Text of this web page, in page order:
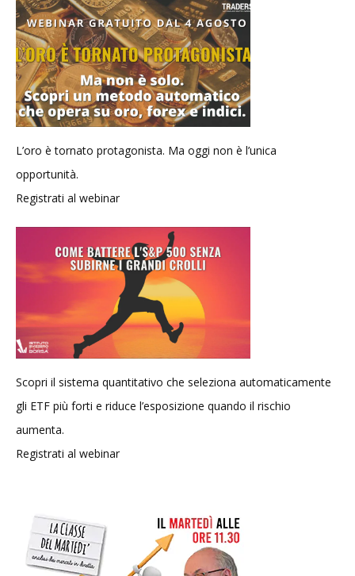
L’oro è tornato protagonista. Ma oggi non è l’unica
opportunità.
Registrati al webinar
Scopri il sistema quantitativo che seleziona automaticamente
gli ETF più forti e riduce l’esposizione quando il rischio
aumenta.
Registrati al webinar